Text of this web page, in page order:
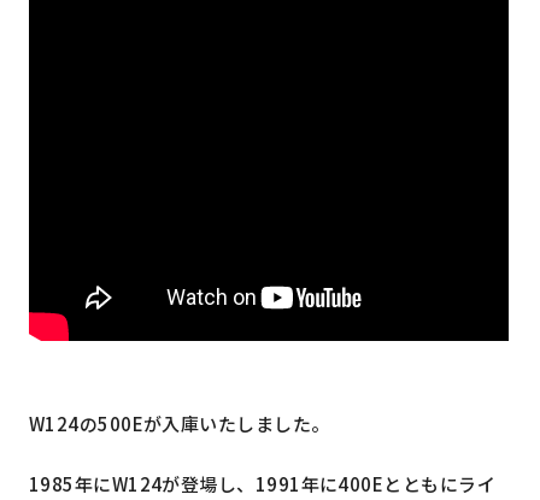
W124の500Eが入庫いたしました。
1985年にW124が登場し、1991年に400Eとともにライ